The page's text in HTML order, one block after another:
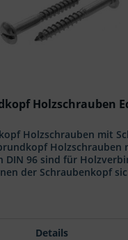
Holzschrauben
Holzschrauben mit
Holzschrauben
DIN 96 sind für
der Schraubenkopf
Details